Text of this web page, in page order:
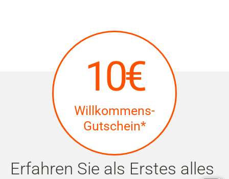
10€
Willkommens-
Gutschein*
Erfahren Sie als Erstes alles